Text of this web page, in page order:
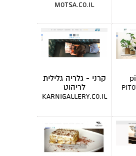
motsa.co.il
קרני - גלריה גלילית
לריהוט
karnigallery.co.il